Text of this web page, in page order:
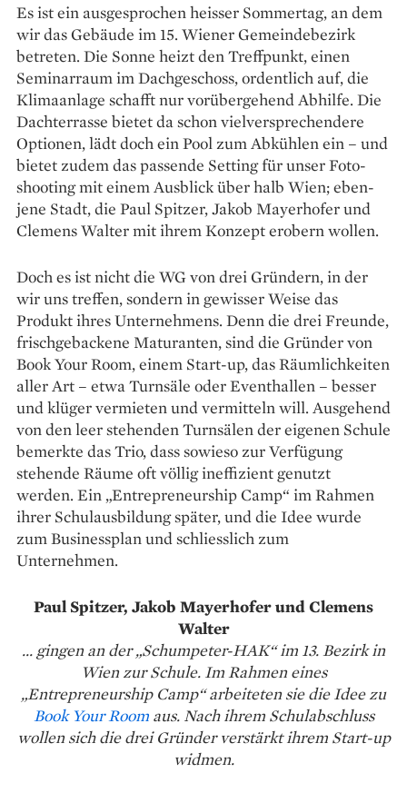
Es ist ein ausgesprochen heisser Sommertag, an dem
wir das Gebäude im 15. Wiener Gemeinde­bezirk
betreten. Die Sonne heizt den Treffpunkt, einen
Seminarraum im Dachgeschoss, ordentlich auf, die
Klimaanlage schafft nur ­vorübergehend Abhilfe. Die
Dachterrasse bietet da schon vielversprechendere
Optionen, lädt doch ein Pool zum Abkühlen ein – und
bietet zudem das passende Setting für unser Foto­
shooting mit einem Ausblick über halb Wien; eben­
jene Stadt, die Paul Spitzer, Jakob Mayerhofer und
Clemens Walter mit ihrem Konzept erobern wollen.
Doch es ist nicht die WG von drei Gründern, in der
wir uns treffen, sondern in gewisser Weise das
Produkt ihres Unternehmens. Denn die drei Freunde,
frischgebackene Maturanten, sind die Gründer von
Book Your Room, einem Start-up, das Räumlichkeiten
aller Art – etwa Turnsäle oder Eventhallen – besser
und klüger vermieten und vermitteln will. Ausgehend
von den leer stehenden Turnsälen der eigenen Schule
bemerkte das Trio, dass sowieso zur Verfügung
stehende Räume oft völlig ineffizient genutzt
werden. Ein „Entrepreneurship Camp“ im Rahmen
ihrer Schulausbildung später, und die Idee wurde
zum Businessplan und schliesslich zum
Unternehmen.
Paul Spitzer, Jakob Mayerhofer und Clemens
Walter
... gingen an der „Schumpeter-HAK“ im 13. Bezirk in
Wien zur Schule. Im Rahmen eines
„Entrepreneurship Camp“ arbeiteten sie die Idee zu
Book Your Roomaus. Nach ihrem Schulabschluss
wollen sich die drei Gründer verstärkt ihrem Start-up
widmen.